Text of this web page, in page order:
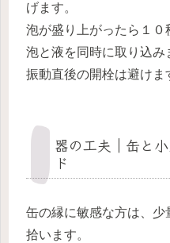
げます。
泡が盛り上がったら１
泡と液を同時に取り込み
振動直後の開栓は避けま
器の工夫｜缶と
ド
缶の縁に敏感な方は、
拾います。